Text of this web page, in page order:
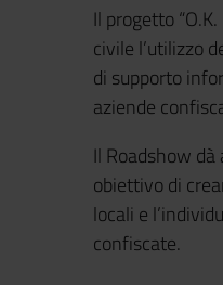
Il progetto
civile l’utilizzo
di supporto
aziende
Il Roadshow
obiettivo di
locali e
confiscate.